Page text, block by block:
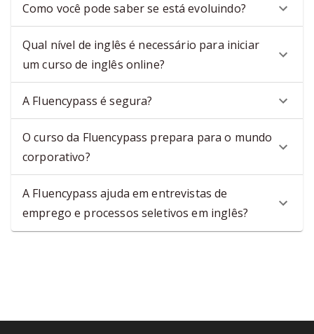
Como você pode saber se está evoluindo?
Qual nível de inglês é necessário para iniciar
um curso de inglês online?
A Fluencypass é segura?
O curso da Fluencypass prepara para o mundo
corporativo?
A Fluencypass ajuda em entrevistas de
emprego e processos seletivos em inglês?